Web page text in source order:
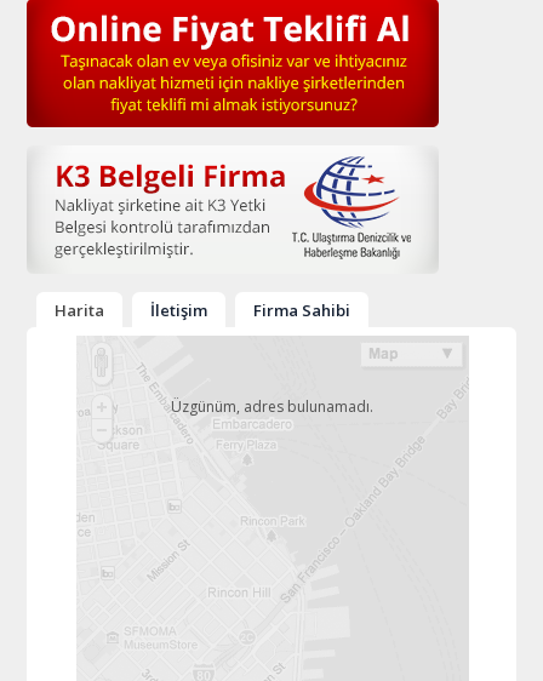
Harita İletişim Firma Sahibi
Üzgünüm, adres bulunamadı.